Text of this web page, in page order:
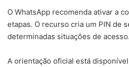
O WhatsApp recomenda ativar a
etapas. O recurso cria um PIN de
determinadas situações de acesso.
A orientação oficial está